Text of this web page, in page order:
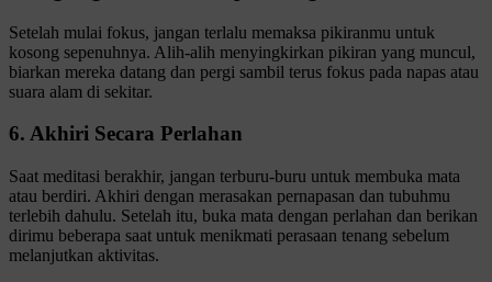
Setelah mulai fokus, jangan terlalu memaksa pikiranmu untuk
kosong sepenuhnya. Alih-alih menyingkirkan pikiran yang muncul,
biarkan mereka datang dan pergi sambil terus fokus pada napas atau
suara alam di sekitar.
6. Akhiri Secara Perlahan
Saat meditasi berakhir, jangan terburu-buru untuk membuka mata
atau berdiri. Akhiri dengan merasakan pernapasan dan tubuhmu
terlebih dahulu. Setelah itu, buka mata dengan perlahan dan berikan
dirimu beberapa saat untuk menikmati perasaan tenang sebelum
melanjutkan aktivitas.